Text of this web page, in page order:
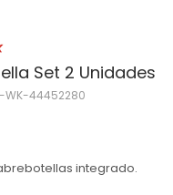
Set 2 Unidades
44452280
integrado.